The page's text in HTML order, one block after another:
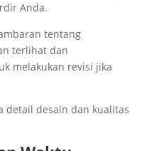
Anda.
tentang
terlihat dan
melakukan revisi jika
detail desain dan kualitas